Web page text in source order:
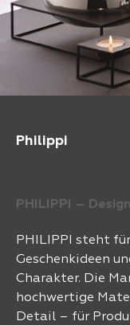
Philippi
PHILIPPI –
PHILIPPI steht
Geschenkideen
Charakter. Die
hochwertige
Detail – für